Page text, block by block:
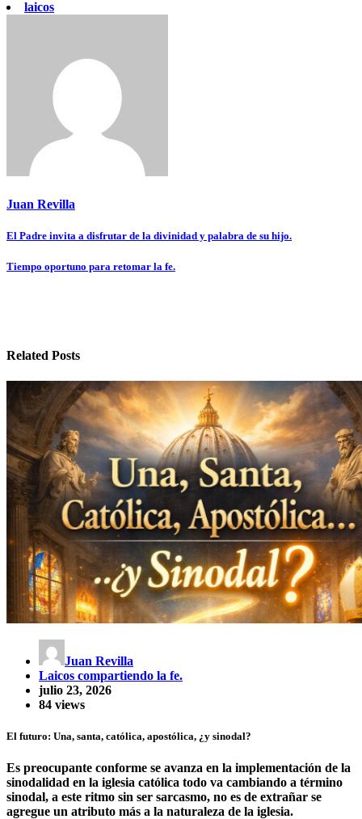
laicos
Juan Revilla
Navegación
de
El Padre invita a disfrutar de la divinidad y palabra de su hijo.
Tiempo oportuno para retomar la fe.
Related Posts
Juan Revilla
Laicos compartiendo la fe.
julio 23, 2026
84 views
El futuro: Una, santa, católica, apostólica, ¿y sinodal?
Es preocupante conforme se avanza en la implementación de la
sinodalidad en la iglesia católica todo va cambiando a término
sinodal, a este ritmo sin ser sarcasmo, no es de extrañar se
agregue un atributo más a la naturaleza de la iglesia.